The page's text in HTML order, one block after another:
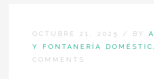
OCTUBRE 21, 2025 / BY
Y FONTANERÍA
COMMENTS